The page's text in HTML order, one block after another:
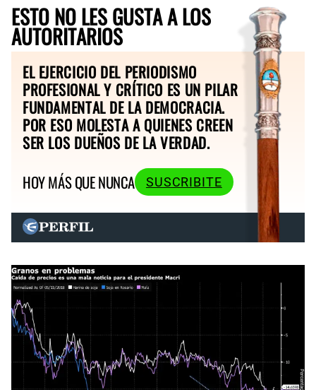
ESTO NO LES GUSTA A LOS
AUTORITARIOS
EL EJERCICIO DEL PERIODISMO
PROFESIONAL Y CRÍTICO ES UN PILAR
FUNDAMENTAL DE LA DEMOCRACIA.
POR ESO MOLESTA A QUIENES CREEN
SER LOS DUEÑOS DE LA VERDAD.
HOY MÁS QUE NUNCA
SUSCRIBITE